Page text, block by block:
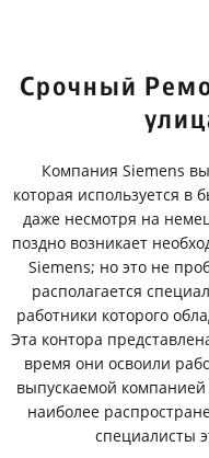
Срочный
Компания Siemens
которая используется
даже несмотря на
поздно возникает
Siemens; но это не
располагается
работники которого
Эта контора
время они освоили
выпускаемой
наиболее
специалисты